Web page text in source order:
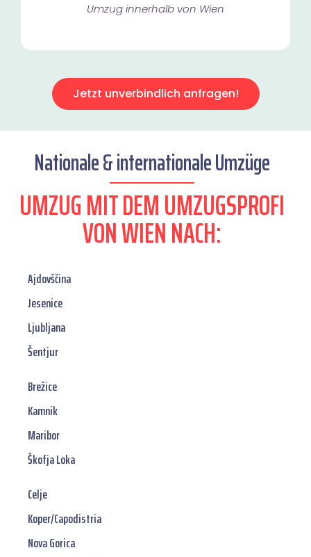
Umzug innerhalb von Wien​
Jetzt unverbindlich anfragen!
Nationale & internationale Umzüge
UMZUG MIT DEM UMZUGSPROFI
VON WIEN NACH:
Ajdovščina
Jesenice
Ljubljana
Šentjur
Brežice
Kamnik
Maribor
Škofja Loka
Celje
Koper/Capodistria
Nova Gorica